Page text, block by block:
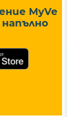
MyVe
напълно